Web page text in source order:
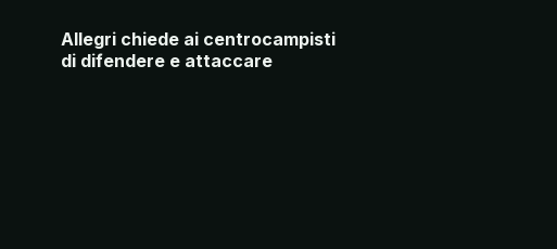
Allegri chiede ai centrocampisti
di difendere e attaccare